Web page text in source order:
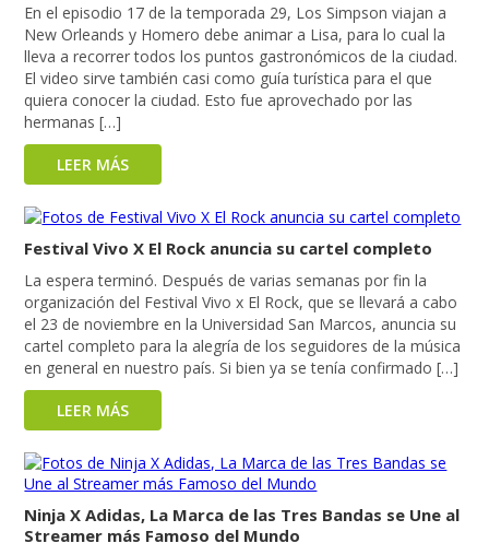
En el episodio 17 de la temporada 29, Los Simpson viajan a
New Orleands y Homero debe animar a Lisa, para lo cual la
lleva a recorrer todos los puntos gastronómicos de la ciudad.
El video sirve también casi como guía turística para el que
quiera conocer la ciudad. Esto fue aprovechado por las
hermanas […]
LEER MÁS
Festival Vivo X El Rock anuncia su cartel completo
La espera terminó. Después de varias semanas por fin la
organización del Festival Vivo x El Rock, que se llevará a cabo
el 23 de noviembre en la Universidad San Marcos, anuncia su
cartel completo para la alegría de los seguidores de la música
en general en nuestro país. Si bien ya se tenía confirmado […]
LEER MÁS
Ninja X Adidas, La Marca de las Tres Bandas se Une al
Streamer más Famoso del Mundo